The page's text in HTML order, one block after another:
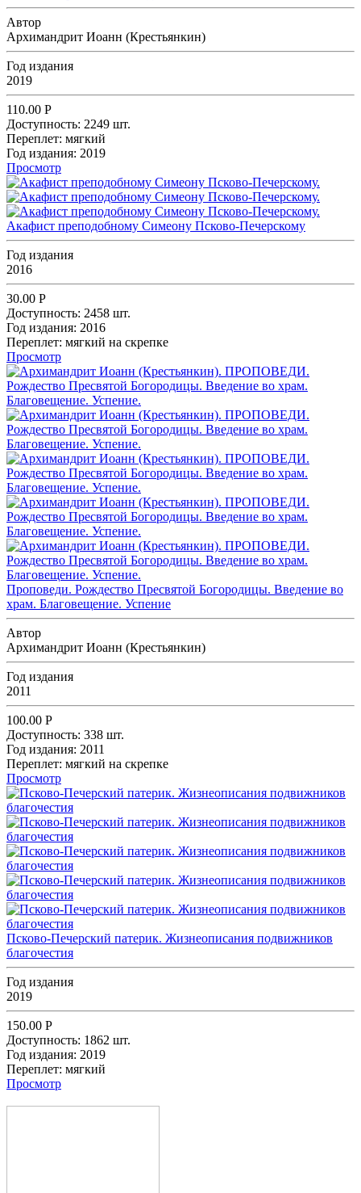
Автор
Архимандрит Иоанн (Крестьянкин)
Год издания
2019
110.00 Р
Доступность: 2249 шт.
Переплет: мягкий
Год издания: 2019
Просмотр
Акафист преподобному Симеону Псково-Печерскому
Год издания
2016
30.00 Р
Доступность: 2458 шт.
Год издания: 2016
Переплет: мягкий на скрепке
Просмотр
Проповеди. Рождество Пресвятой Богородицы. Введение во
храм. Благовещение. Успение
Автор
Архимандрит Иоанн (Крестьянкин)
Год издания
2011
100.00 Р
Доступность: 338 шт.
Год издания: 2011
Переплет: мягкий на скрепке
Просмотр
Псково-Печерский патерик. Жизнеописания подвижников
благочестия
Год издания
2019
150.00 Р
Доступность: 1862 шт.
Год издания: 2019
Переплет: мягкий
Просмотр